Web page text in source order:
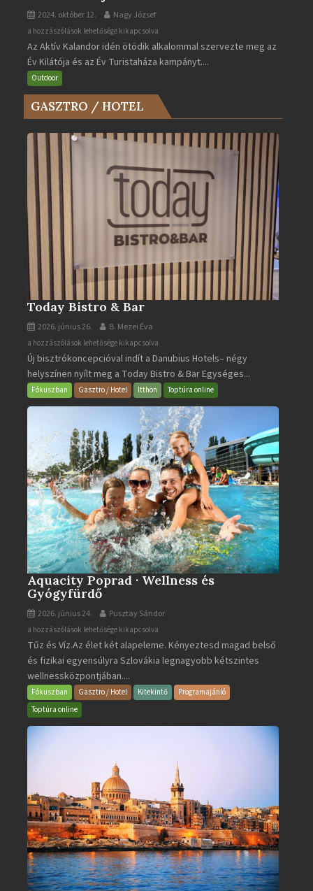
2024. október 12. Nagy József
Az
Év
Kilátója
és
az
Év
bejegyzéshez
a hozzászólások lehetősége kikapcsolva
Az Aktív Kalandor idén ötödik alkalommal szervezte meg az
Év Kilátója és az Év Turistaháza kampányt....
Outdoor
GASZTRO / HOTEL
Today Bistro & Bar
2026. június 26. B. Mezei Éva
Today
Bistro
&
Bar
bejegyzéshez
a hozzászólások lehetősége kikapcsolva
Új bisztrókoncepcióval indít a Danubius Hotels– négy
helyszínen nyílt meg a Today Bistro & Bar Egységes...
Fókuszban Gasztro / Hotel Itthon Toptúra online
Aquacity Poprad · Wellness és
Gyógyfürdő
2026. június 24. Pusztay Sándor
Aquacity
Poprad
·
Wellness
és
Gyógyfürdő
a hozzászólások lehetősége kikapcsolva
Tűz és Víz.Az élet két alapeleme. Kényeztesd magad belső
és fizikai egyensúlyra Szlovákia legnagyobb kétszintes
wellnessközpontjában....
Fókuszban Gasztro / Hotel Kitekintő
Programajánló
Toptúra online